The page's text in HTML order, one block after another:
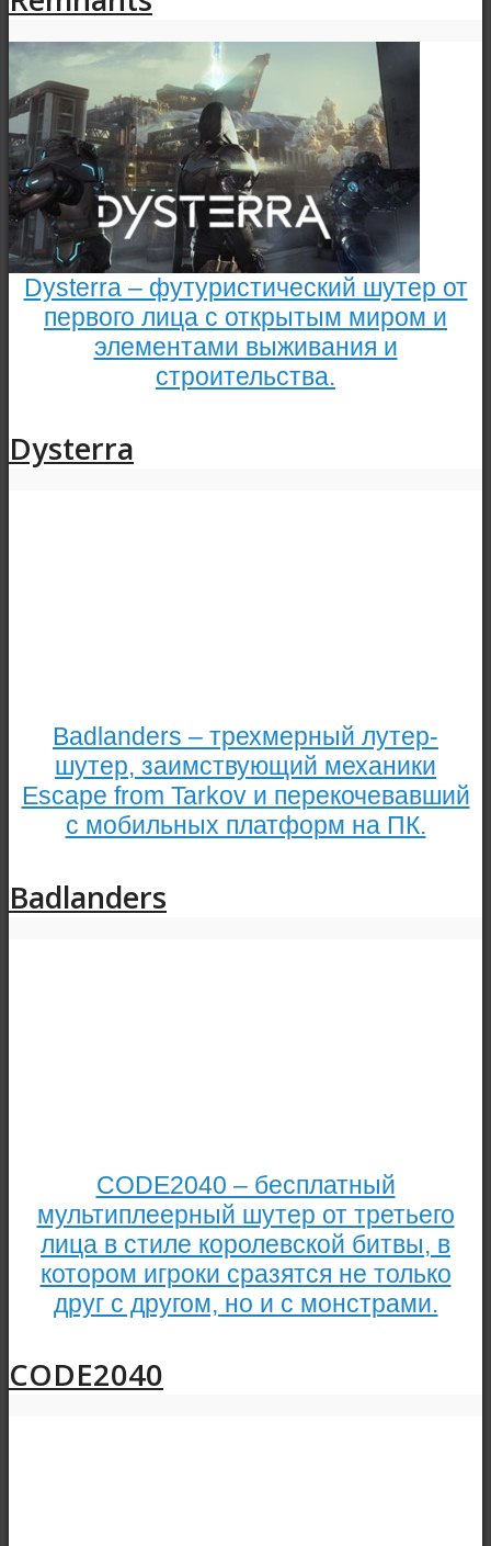
Dysterra – футуристический шутер от
первого лица с открытым миром и
элементами выживания и
строительства.
Dysterra
Badlanders – трехмерный лутер-
шутер, заимствующий механики
Escape from Tarkov и перекочевавший
с мобильных платформ на ПК.
Badlanders
CODE2040 – бесплатный
мультиплеерный шутер от третьего
лица в стиле королевской битвы, в
котором игроки сразятся не только
друг с другом, но и с монстрами.
CODE2040